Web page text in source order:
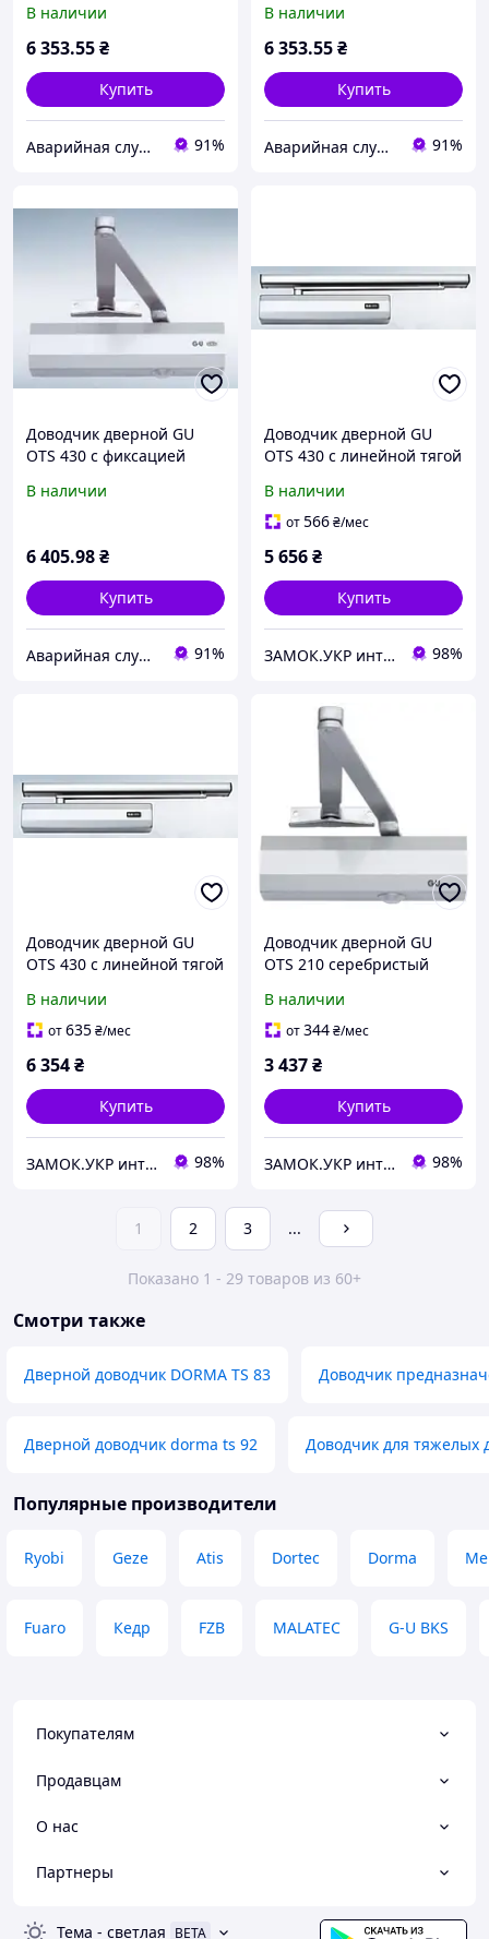
серебристый (Германия)
В наличии
6 353.55₴
Купить
Аварийная служба по открытию замков Днепр 91%
(Германия)
В наличии
6 353.55₴
Купить
Аварийная служба по открытию замков Днепр 91%
Доводчик дверной GU
OTS 430 с фиксацией
В наличии
6 405.98₴
Купить
Аварийная служба по открытию замков Днепр 91%
Доводчик дверной GU
OTS 430 с линейной тягой
В наличии
от566₴/мес
5 656₴
Купить
ЗАМОК.УКР интернет-магазин замков и фурнитуры 98%
Доводчик дверной GU
OTS 430 с линейной тягой
(Германия)
В наличии
от635₴/мес
6 354₴
Купить
ЗАМОК.УКР интернет-магазин замков и фурнитуры 98%
Доводчик дверной GU
OTS 210 серебристый
В наличии
от344₴/мес
3 437₴
Купить
ЗАМОК.УКР интернет-магазин замков и фурнитуры 98%
1 2 3 ...
Показано 1 - 29 товаров из 60+
Смотри также
Дверной доводчик DORMA TS 83 Доводчик
Дверной доводчик dorma ts 92 Доводчик для тяжелых
Популярные производители
Ryobi Geze Atis Dortec Dorma
Fuaro Кедр FZB MALATEC G-U BKS
Покупателям
Продавцам
О нас
Партнеры
Тема - светлая BETA